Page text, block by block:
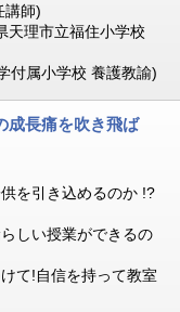
講師)
天理市立福住小学校
付属小学校 養護教諭)
成長痛を吹き飛ば
を引き込めるのか !?
しい授業ができるの
て!自信を持って教室